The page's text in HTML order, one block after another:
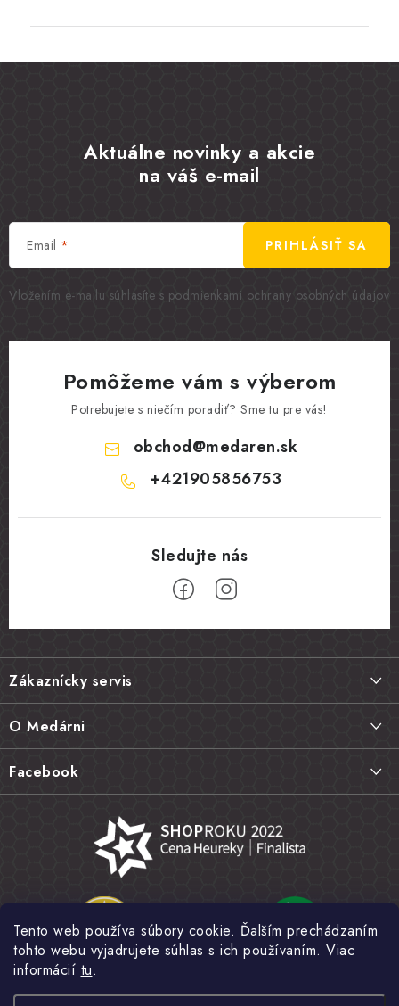
Tento web používa súbory cookie. Ďalším prechádzaním
tohto webu vyjadrujete súhlas s ich používaním. Viac
informácií tu.
Aktuálne novinky a akcie
na váš e-mail
Email
Vložením e-mailu súhlasíte s podmienkami ochrany osobných údajov
PRIHLÁSIŤ SA
Pomôžeme vám s výberom
Potrebujete s niečím poradiť? Sme tu pre vás!
obchod@medaren.sk
+421905856753
Z
á
p
ä
e
Zákaznícky servis
Vrátenie tovaru, výmena a reklamácie
Najčastejšie otázky FAQ
Hodnotenie obchodu
Obchodné podmienky
Ochrana osobných údajov
O Medárni
Náš príbeh
Kamenná predajňa
Fotogaléria
Novinky
Facebook